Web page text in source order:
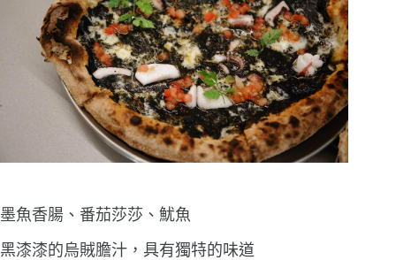
墨魚香腸、番茄莎莎、魷魚
黑漆漆的烏賊膽汁，具有獨特的味道